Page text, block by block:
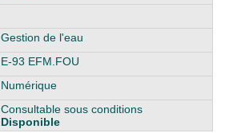
Gestion de l'eau
E-93 EFM.FOU
Numérique
Consultable sous conditions
Disponible